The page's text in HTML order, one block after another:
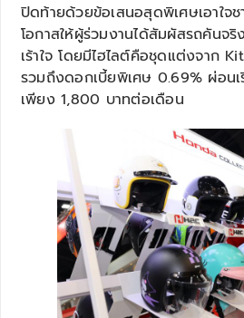
ปิดท้ายด้วยข้อเสนอสุดพิเศษเอาใจ
โอกาสให้ผู้ร่วมงานได้สัมผัสรถคันจ
เร้าใจ โดยมีไฮไลต์คือชุดแต่งจาก
รวมถึงดอกเบี้ยพิเศษ 0.69% ผ่อน
เพียง 1,800 บาทต่อเดือน